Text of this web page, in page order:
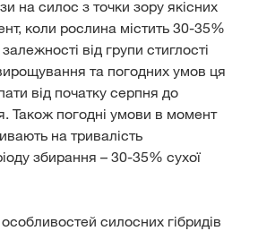
на силос з точки зору якісних
коли рослина містить 30-35%
від групи стиглості
вирощування та погодних умов ця
від початку серпня до
Також погодні умови в момент
на тривалість
збирання – 30-35% сухої
силосних гібридів